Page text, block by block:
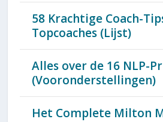
58 Krachtige Coach-
Topcoaches (Lijst)
Alles over de 16 NLP-
(Vooronderstellingen)
Het Complete Milton